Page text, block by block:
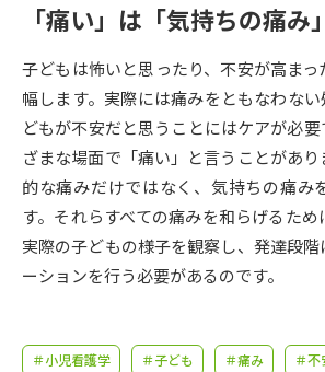
併願校選び 受験スケ
先輩が入学を決めた理由 テレメー
新生活お役立ちガイド
学問発見
「痛い」は「気持ちの痛み
子どもは怖いと思ったり、不安が高ま
幅します。実際には痛みをともなわな
どもが不安だと思うことにはケアが必
ざまな場面で「痛い」と言うことがあ
的な痛みだけではなく、気持ちの痛み
す。それらすべての痛みを和らげるた
実際の子どもの様子を観察し、発達段
ーションを行う必要があるのです。
＃小児看護学 ＃子ども ＃痛み ＃不